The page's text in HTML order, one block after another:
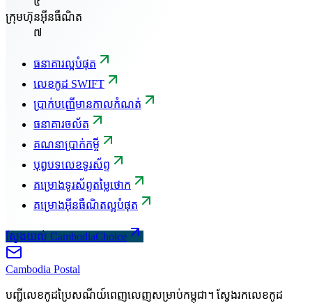
ក្រុមហ៊ុនអ៊ីនធឺណិត
៧
ធនាគារល្អបំផុត
លេខកូដ SWIFT
ប្រាក់បញ្ញើមានកាលកំណត់
ធនាគារចល័ត
គណនាប្រាក់កម្ចី
បុព្វបទលេខទូរស័ព្ទ
គម្រោងទូរស័ព្ទតម្លៃថោក
គម្រោងអ៊ីនធឺណិតល្អបំផុត
ស្វែងយល់ CambodiaChoice
Cambodia Postal
បញ្ជីលេខកូដប្រៃសណីយ៍ពេញលេញសម្រាប់កម្ពុជា។ ស្វែងរកលេខកូដ